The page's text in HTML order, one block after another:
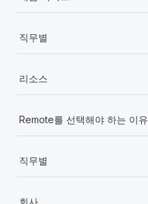
직무별
리소스
Remote를 선택해야 하는 이유
직무별
회사